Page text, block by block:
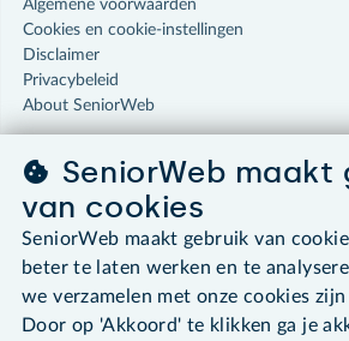
Algemene voorwaarden
Cookies en cookie-instellingen
Disclaimer
Privacybeleid
About SeniorWeb
SeniorWeb maakt
van cookies
SeniorWeb maakt gebruik van
beter te laten werken en te
we verzamelen met onze cookies
Door op 'Akkoord' te klikken ga je